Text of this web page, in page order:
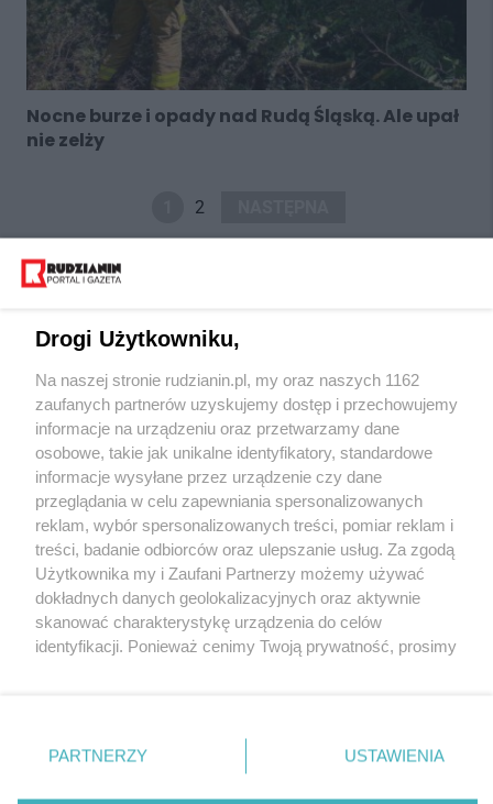
Nocne burze i opady nad Rudą Śląską. Ale upał
nie zelży
2
Wydawca mediów lokalnych
Nie zapomnij
zapoznać się z:
polityką prywatności regulamin korzystania z portali
Twojemiasto
Piekary Śląskie
Chorzów
Tarnowskie Góry
Gliwice
Skontaktuj sięz nami
Kontakt
Wydawca
Redakcja
Drogi Użytkowniku,
Na naszej stronie rudzianin.pl, my oraz naszych 1162
zaufanych partnerów uzyskujemy dostęp i przechowujemy
informacje na urządzeniu oraz przetwarzamy dane
osobowe, takie jak unikalne identyfikatory, standardowe
informacje wysyłane przez urządzenie czy dane
przeglądania w celu zapewniania spersonalizowanych
reklam, wybór spersonalizowanych treści, pomiar reklam i
treści, badanie odbiorców oraz ulepszanie usług. Za zgodą
Użytkownika my i Zaufani Partnerzy możemy używać
dokładnych danych geolokalizacyjnych oraz aktywnie
skanować charakterystykę urządzenia do celów
identyfikacji. Ponieważ cenimy Twoją prywatność, prosimy
prywatności znajdujący się w lewym dolnym rogu strony
. Niektóre rodzaje przetwarzania danych nie wymagają
zgody użytkownika, ale masz prawo sprzeciwić się
PARTNERZY USTAWIENIA